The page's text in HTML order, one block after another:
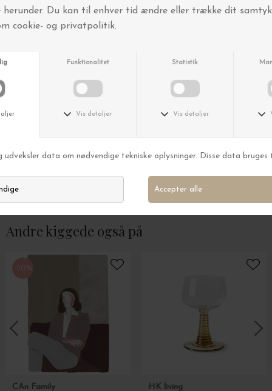
INCADO
Ramme A3 Slim Sort Træstruktur FSC
DKK 129,00
INCADO
Ramme Slim
Andre kiggede også på
-50%
CAn Family HK living